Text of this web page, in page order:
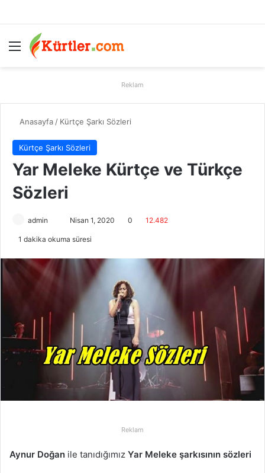
Menü
Reklam
Anasayfa / Kürtçe Şarkı Sözleri
Kürtçe Şarkı Sözleri
Yar Meleke Kürtçe ve Türkçe
Sözleri
admin
a
g
n
Nisan 1, 2020 0 12.482
1 dakika okuma süresi
Reklam
Aynur Doğan ile tanıdığımız Yar Meleke şarkısının sözleri